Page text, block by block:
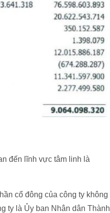
đến lĩnh vực tâm linh là
cổ đông của công ty không
ty là Ủy ban Nhân dân Thành